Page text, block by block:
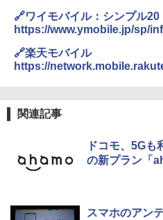
20/10/28/4748.html
🔗ワイモバイル：シンプル20
https://www.ymobile.jp/sp/
🔗楽天モバイル
https://
関連記事
ドコモ、5Gも
の新プラン「
スマホのアン